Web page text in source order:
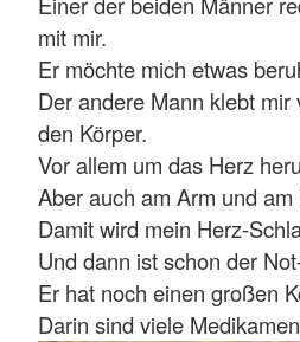
mit mir.
Er möchte mich etwas
Der andere Mann klebt
den Körper.
Vor allem um das Herz
Aber auch am Arm und am
Damit wird mein Herz-
Und dann ist schon der
Er hat noch einen großen
Darin sind viele